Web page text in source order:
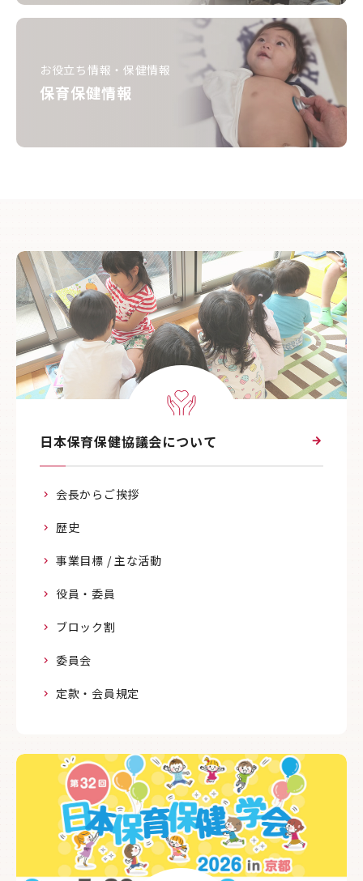
お役立ち情報・保健情報
保育保健情報
日本保育保健協議会について
会長からご挨拶
歴史
事業目標 / 主な活動
役員・委員
ブロック割
委員会
定款・会員規定